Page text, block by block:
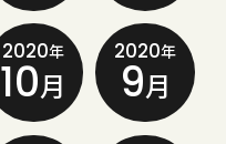
2020年
10月
2020年
9月